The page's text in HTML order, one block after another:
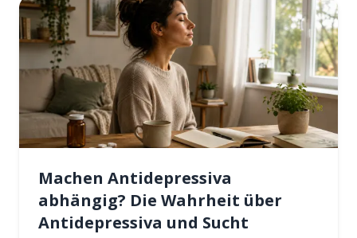
Machen Antidepressiva
abhängig? Die Wahrheit über
Antidepressiva und Sucht